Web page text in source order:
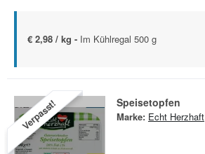
€ 2,98 / kg - Im Kühlregal 500 g
Verpasst! Speisetopfen
Marke: Echt Herzhaft